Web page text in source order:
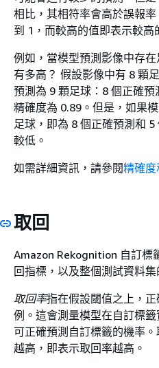
相比，其相符率會高於誤報
到 1，而較高的值即表示較高
例如，當模型預測影像中存
有多高？ 假設影像中有 8 顆
預測為 9 顆足球：8 個正確
精確度為 0.89。但是，如果
足球，即為 8 個正確預測和
較低。
如需詳細資訊，請參閱精確
取回
Amazon Rekognition 自訂標
回指標，以及整個測試資料集
取回率指在假設閾值之上，
例。這會測量模型在自訂標
可正確預測自訂標籤的機率
越高，即表示取回率越高。